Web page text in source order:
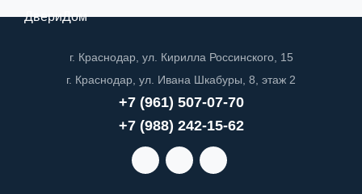
ДвериДом
г. Краснодар, ул. Кирилла Россинского, 15
г. Краснодар, ул. Ивана Шкабуры, 8, этаж 2
+7 (961) 507-07-70
+7 (988) 242-15-62